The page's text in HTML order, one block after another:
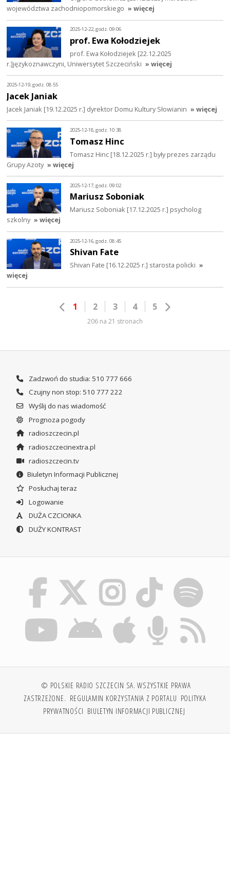
województwa zachodniopomorskiego » więcej
2025-12-22, godz. 09:06
prof. Ewa Kołodziejek
prof. Ewa Kołodziejek [22.12.2025
r.]językoznawczyni, Uniwersytet Szczeciński » więcej
2025-12-19, godz. 08:55
Jacek Janiak
Jacek Janiak [19.12.2025 r.] dyrektor Domu Kultury Słowianin » więcej
2025-12-18, godz. 10:38
Tomasz Hinc
Tomasz Hinc [18.12.2025 r.] były prezes zarządu
Grupy Azoty » więcej
2025-12-17, godz. 09:02
Mariusz Soboniak
Mariusz Soboniak [17.12.2025 r.] psycholog
szkolny » więcej
2025-12-16, godz. 08:45
Shivan Fate
Shivan Fate [16.12.2025 r.] starosta policki »
więcej
1 2 3 4 5
206 na 21 stronach
Zadzwoń do studia: 510 777 666
Czujny non stop: 510 777 222
Wyślij do nas wiadomość
Prognoza pogody
radioszczecin.pl
radioszczecinextra.pl
radioszczecin.tv
Biuletyn Informacji Publicznej
Posłuchaj teraz
Logowanie
DUŻA CZCIONKA
DUŻY KONTRAST
© POLSKIE RADIO SZCZECIN SA. WSZYSTKIE PRAWA
ZASTRZEŻONE. REGULAMIN KORZYSTANIA Z PORTALU POLITYKA
PRYWATNOŚCI BIULETYN INFORMACJI PUBLICZNEJ